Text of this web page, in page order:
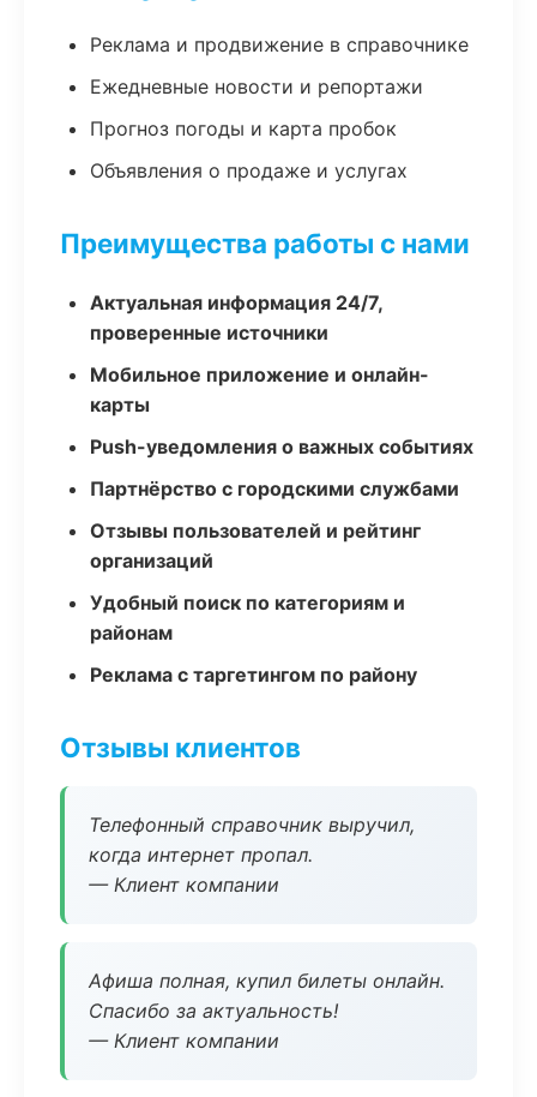
Реклама и продвижение в справочнике
Ежедневные новости и репортажи
Прогноз погоды и карта пробок
Объявления о продаже и услугах
Преимущества работы с нами
Актуальная информация 24/7,
проверенные источники
Мобильное приложение и онлайн-
карты
Push-уведомления о важных событиях
Партнёрство с городскими службами
Отзывы пользователей и рейтинг
организаций
Удобный поиск по категориям и
районам
Реклама с таргетингом по району
Отзывы клиентов
Телефонный справочник выручил,
когда интернет пропал.
— Клиент компании
Афиша полная, купил билеты онлайн.
Спасибо за актуальность!
— Клиент компании